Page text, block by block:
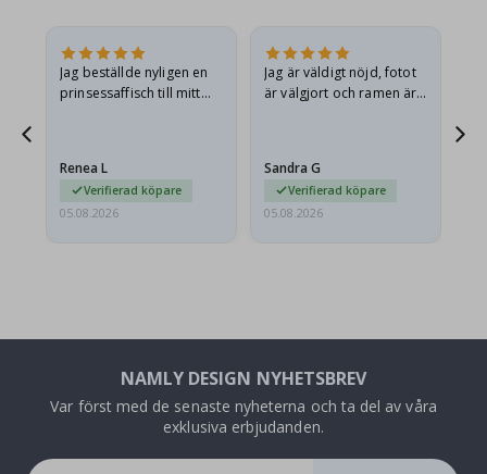
Jag beställde nyligen en
prinsessaffisch till mitt
Renea L
Verifierad köpare
05.08.2026
Jag är väldigt nöjd, fotot
är välgjort och ramen är
Sandra G
Verifierad köpare
05.08.2026
NAMLY DESIGN NYHETSBREV
Var först med de senaste nyheterna och ta del av våra
exklusiva erbjudanden.